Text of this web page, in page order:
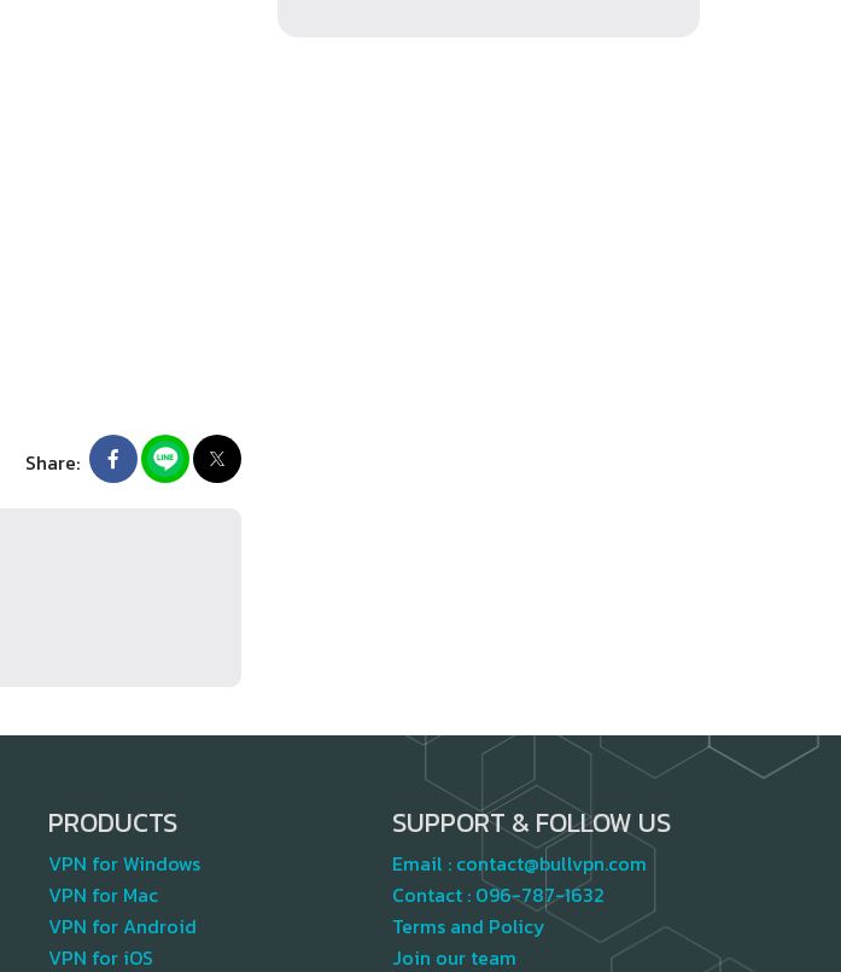
Share:
PRODUCTS
VPN for Windows
VPN for Mac
VPN for Android
VPN for iOS
SUPPORT & FOLLOW US
Email : contact@bullvpn.com
Contact : 096-787-1632
Terms and Policy
Join our team